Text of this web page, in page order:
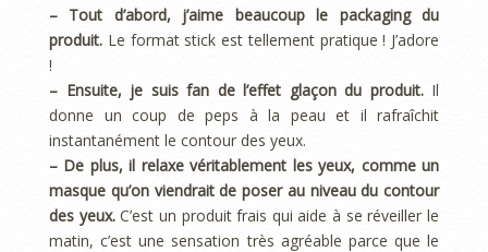
– Tout d’abord, j’aime beaucoup le packaging du
produit. Le format stick est tellement pratique ! J’adore
!
– Ensuite, je suis fan de l’effet glaçon du produit.Il
donne un coup de peps à la peau et il rafraîchit
instantanément le contour des yeux.
– De plus, il relaxe véritablement les yeux, comme un
masque qu’on viendrait de poser au niveau du contour
des yeux.C’est un produit frais qui aide à se réveiller le
matin, c’est une sensation très agréable parce que le